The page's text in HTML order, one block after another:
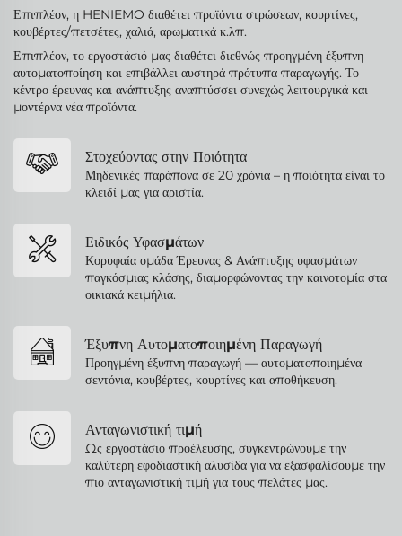
Επιπλέον, η HENIEMO διαθέτει προϊόντα στρώσεων, κουρτίνες,
κουβέρτες/πετσέτες, χαλιά, αρωματικά κ.λπ.
Επιπλέον, το εργοστάσιό μας διαθέτει διεθνώς προηγμένη έξυπνη
αυτοματοποίηση και επιβάλλει αυστηρά πρότυπα παραγωγής. Το
κέντρο έρευνας και ανάπτυξης αναπτύσσει συνεχώς λειτουργικά και
μοντέρνα νέα προϊόντα.
Στοχεύοντας στην Ποιότητα
Μηδενικές παράπονα σε 20 χρόνια – η ποιότητα είναι το
κλειδί μας για αριστία.
Ειδικός Υφασμάτων
Κορυφαία ομάδα Έρευνας & Ανάπτυξης υφασμάτων
παγκόσμιας κλάσης, διαμορφώνοντας την καινοτομία στα
οικιακά κειμήλια.
Έξυπνη Αυτοματοποιημένη Παραγωγή
Προηγμένη έξυπνη παραγωγή — αυτοματοποιημένα
σεντόνια, κουβέρτες, κουρτίνες και αποθήκευση.
Ανταγωνιστική τιμή
Ως εργοστάσιο προέλευσης, συγκεντρώνουμε την
καλύτερη εφοδιαστική αλυσίδα για να εξασφαλίσουμε την
πιο ανταγωνιστική τιμή για τους πελάτες μας.